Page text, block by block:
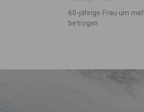
60-jährige Frau um
betrogen